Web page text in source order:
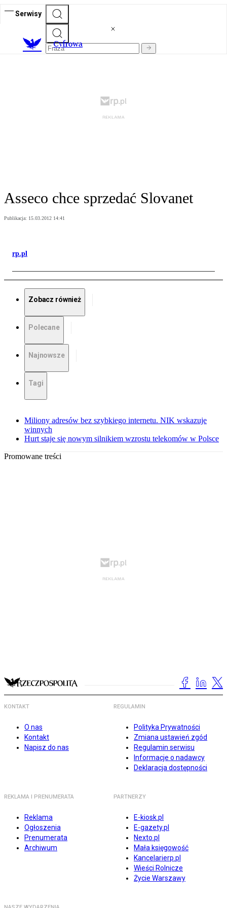
Serwisy
Cyfrowa
Asseco chce sprzedać Slovanet
Publikacja: 15.03.2012 14:41
rp.pl
Zobacz również
Polecane
Najnowsze
Tagi
Miliony adresów bez szybkiego internetu. NIK wskazuje
winnych
Hurt staje się nowym silnikiem wzrostu telekomów w Polsce
Promowane treści
KONTAKT
O nas
Kontakt
Napisz do nas
REGULAMIN
Polityka Prywatności
Zmiana ustawień zgód
Regulamin serwisu
Informacje o nadawcy
Deklaracja dostępności
REKLAMA I PRENUMERATA
Reklama
Ogłoszenia
Prenumerata
Archiwum
PARTNERZY
E-kiosk.pl
E-gazety.pl
Nexto.pl
Mała księgowość
Kancelarierp.pl
Wieści Rolnicze
Życie Warszawy